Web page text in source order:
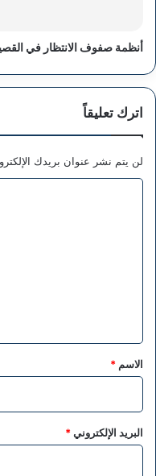
أنظمة صفوف الانتظار في
اترك تعليقاً
لن يتم نشر عنوان بريدك
*
الاسم *
البريد الإلكتروني*